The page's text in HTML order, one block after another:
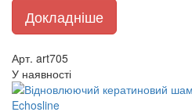
Докладніше
Арт. art705
У наявності